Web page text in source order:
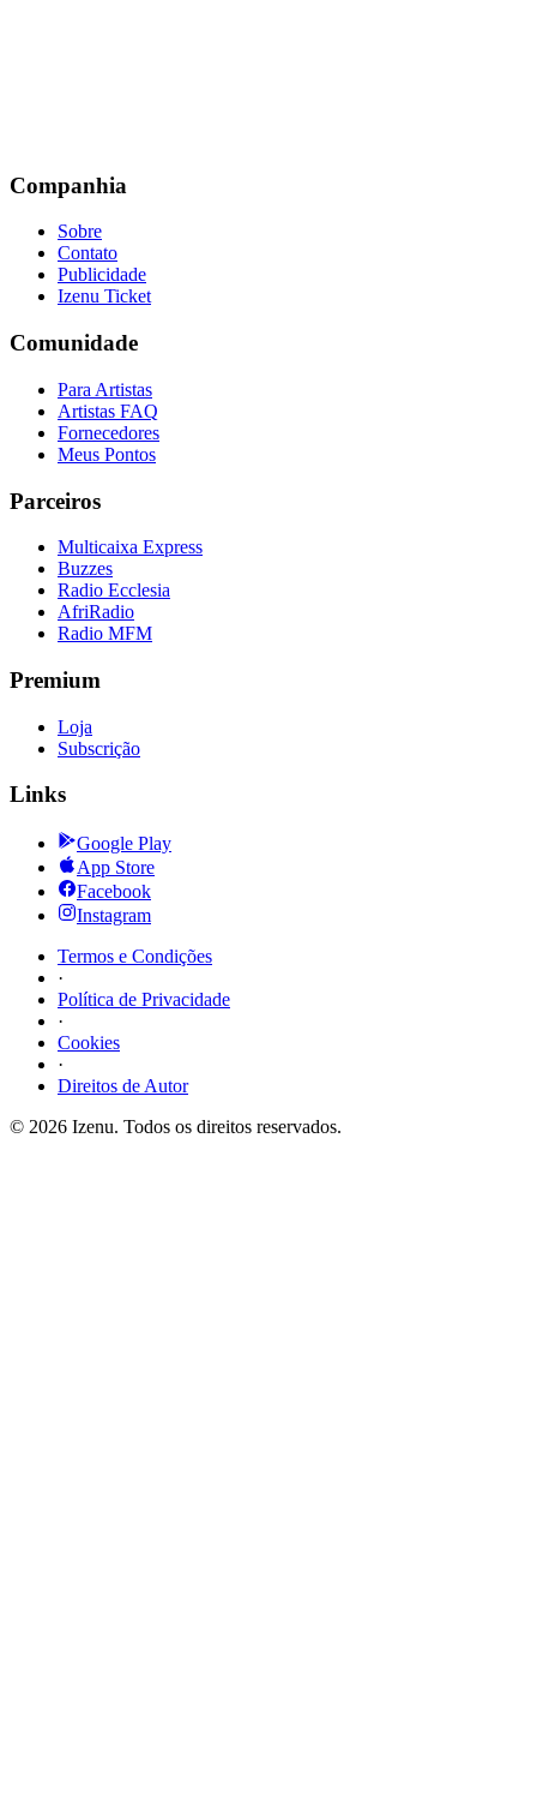
Companhia
Sobre
Contato
Publicidade
Izenu Ticket
Comunidade
Para Artistas
Artistas FAQ
Fornecedores
Meus Pontos
Parceiros
Multicaixa Express
Buzzes
Radio Ecclesia
AfriRadio
Radio MFM
Premium
Loja
Subscrição
Links
Google Play
App Store
Facebook
Instagram
Termos e Condições
·
Política de Privacidade
·
Cookies
·
Direitos de Autor
© 2026 Izenu. Todos os direitos reservados.